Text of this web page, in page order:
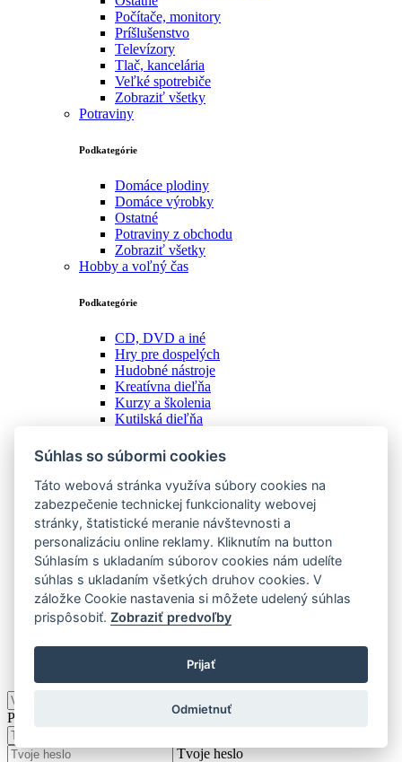
Počítače, monitory
Príšlušenstvo
Televízory
Tlač, kancelária
Veľké spotrebiče
Zobraziť všetky
Potraviny
Podkategórie
Domáce plodiny
Domáce výrobky
Ostatné
Potraviny z obchodu
Zobraziť všetky
Hobby a voľný čas
Podkategórie
CD, DVD a iné
Hry pre dospelých
Hudobné nástroje
Kreatívna dieľňa
Kurzy a školenia
Kutilská dieľňa
Ostatné
Spoločenské hry
Stanovanie a camping
Starožitnosti
Vstupenky
Zážitky
Zberateľstvo
Zobraziť všetky
Ostatné
Podkategórie
Prihlásiť
Tvoje heslo
Súhlas so súbormi cookies
Táto webová stránka využíva súbory cookies na
zabezpečenie technickej funkcionality webovej
stránky, štatistické meranie návštevnosti a
personalizáciu online reklamy. Kliknutím na button
Súhlasím s ukladaním súborov cookies nám udelíte
súhlas s ukladaním všetkých druhov cookies. V
záložke Cookie nastavenia si môžete udelený súhlas
prispôsobiť.Zobraziť predvoľby
Prijať
Odmietnuť